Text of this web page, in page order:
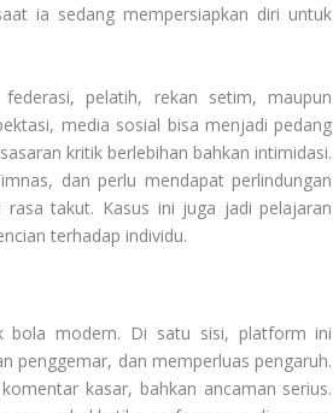
ia sedang mempersiapkan diri untuk
pelatih, rekan setim, maupun
media sosial bisa menjadi pedang
kritik berlebihan bahkan intimidasi.
dan perlu mendapat perlindungan
takut. Kasus ini juga jadi pelajaran
terhadap individu.
bola modern. Di satu sisi, platform ini
penggemar, dan memperluas pengaruh.
kasar, bahkan ancaman serius.